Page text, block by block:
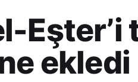
Eşter’i
ekledi